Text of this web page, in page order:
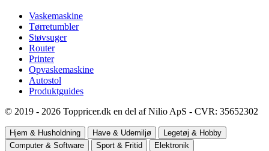
Vaskemaskine
Tørretumbler
Støvsuger
Router
Printer
Opvaskemaskine
Autostol
Produktguides
© 2019 - 2026 Toppricer.dk en del af Nilio ApS - CVR: 35652302
Hjem & Husholdning Have & Udemiljø
Legetøj & Hobby
Computer & Software
Sport & Fritid
Elektronik